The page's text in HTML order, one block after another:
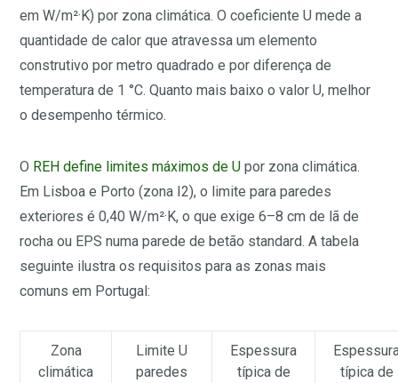
em W/m²·K) por zona climática. O coeficiente U mede a
quantidade de calor que atravessa um elemento
construtivo por metro quadrado e por diferença de
temperatura de 1 °C. Quanto mais baixo o valor U, melhor
o desempenho térmico.
O REH define limites máximos de U por zona climática.
Em Lisboa e Porto (zona I2), o limite para paredes
exteriores é 0,40 W/m²·K, o que exige 6–8 cm de lã de
rocha ou EPS numa parede de betão standard. A tabela
seguinte ilustra os requisitos para as zonas mais
comuns em Portugal:
Zona
climática
Limite U
paredes
Espessura
típica de
típica de